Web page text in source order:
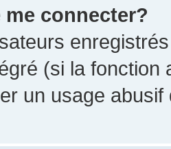
me connecter?
(si la fonction
un usage